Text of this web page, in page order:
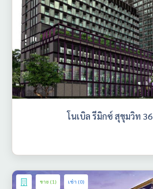
โนเบิล รีมิกซ์ สุขุมวิท 36
ขาย (1) เช่า (0)